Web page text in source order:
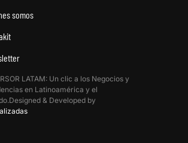
somos
LATAM: Un clic a los Negocios y
en Latinoamérica y el
& Developed by